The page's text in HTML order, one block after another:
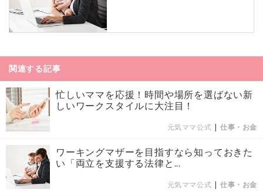
関連する記事
忙しいママを応援！時間や場所を選ばない新
しいワークスタイルに大注目！
元気ママ公式 | 仕事・お金
ワーキングマザーを目指すなら知っておきた
い「両立を支援する法律と...
元気ママ公式 | 仕事・お金